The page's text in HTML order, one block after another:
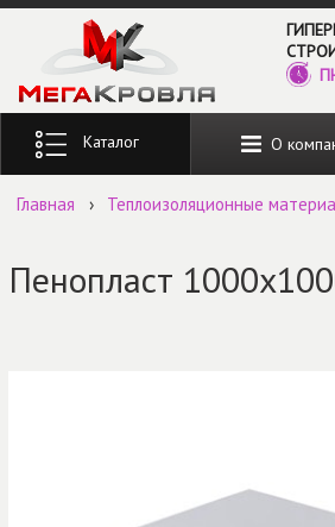
Перейти к основному содержанию
О
Введите ключевые слова для поиска
Главная › Теплоизоляционные
Пенопласт